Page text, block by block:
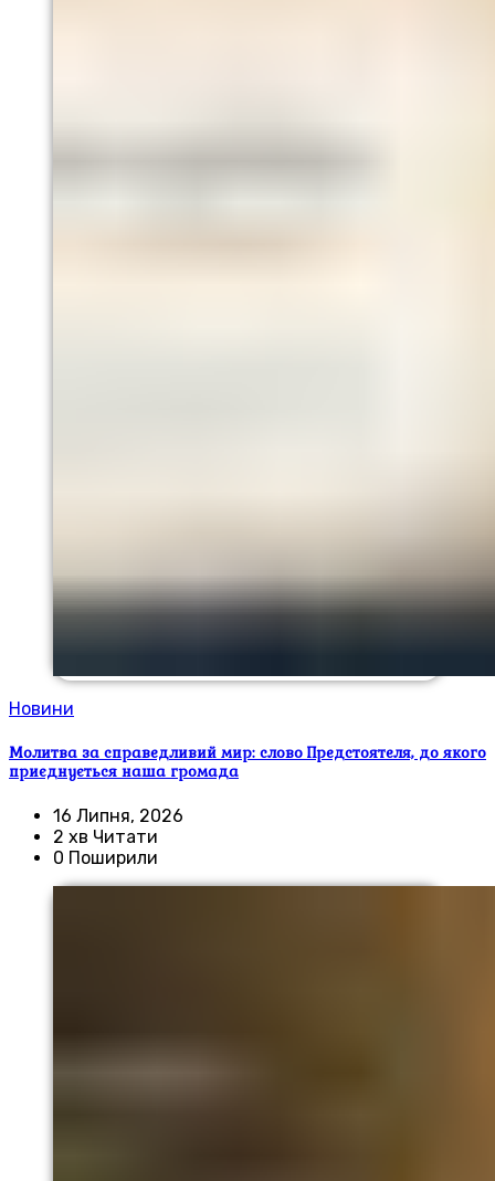
Новини
Молитва за справедливий мир: слово Предстоятеля, до якого
приєднується наша громада
16 Липня, 2026
2 хв Читати
0 Поширили